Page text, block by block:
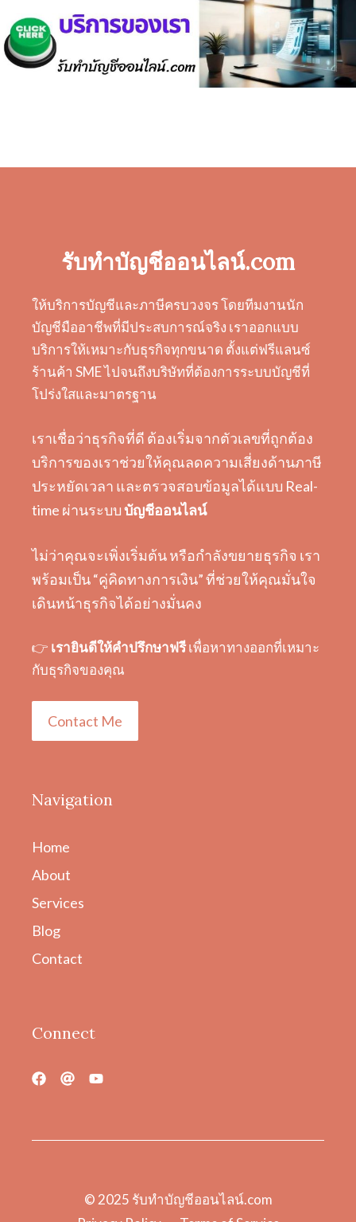
รับทำบัญชีออนไลน์.com
ให้บริการบัญชีและภาษีครบวงจร โดยทีมงานนัก
บัญชีมืออาชีพที่มีประสบการณ์จริง เราออกแบบ
บริการให้เหมาะกับธุรกิจทุกขนาด ตั้งแต่ฟรีแลนซ์
ร้านค้า SME ไปจนถึงบริษัทที่ต้องการระบบบัญชีที่
โปร่งใสและมาตรฐาน
เราเชื่อว่าธุรกิจที่ดี ต้องเริ่มจากตัวเลขที่ถูกต้อง
บริการของเราช่วยให้คุณลดความเสี่ยงด้านภาษี
ประหยัดเวลา และตรวจสอบข้อมูลได้แบบ Real-
time ผ่านระบบบัญชีออนไลน์
ไม่ว่าคุณจะเพิ่งเริ่มต้น หรือกำลังขยายธุรกิจ เรา
พร้อมเป็น “คู่คิดทางการเงิน” ที่ช่วยให้คุณมั่นใจ
เดินหน้าธุรกิจได้อย่างมั่นคง
👉 เรายินดีให้คำปรึกษาฟรีเพื่อหาทางออกที่เหมาะ
กับธุรกิจของคุณ
Contact Me
Navigation
Home
About
Services
Blog
Contact
Connect
© 2025 รับทําบัญชีออนไลน์.com